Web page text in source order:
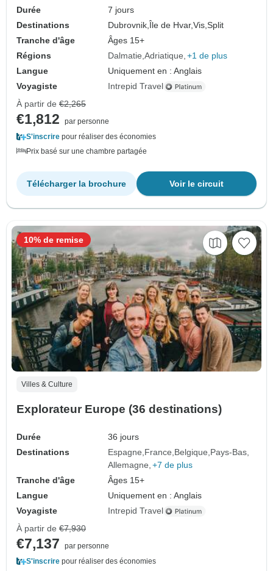
Durée
7 jours
Destinations
Dubrovnik,Île de Hvar,Vis,Split
Tranche d'âge
Âges 15+
Régions
Dalmatie Adriatique +1 de plus
Langue
Uniquement en : Anglais
Voyagiste
Intrepid Travel
À partir de €2,265
€1,812
par personne
S'inscrire pour réaliser des économies
Prix basé sur une chambre partagée
Voir le circuit
Télécharger la brochure
Villes & Culture
Explorateur Europe (36 destinations)
Durée
36 jours
Destinations
Espagne France Belgique Pays-Bas
Allemagne +7 de plus
Tranche d'âge
Âges 15+
Langue
Uniquement en : Anglais
Voyagiste
Intrepid Travel
10% de remise
À partir de €7,930
€7,137
par personne
S'inscrire pour réaliser des économies